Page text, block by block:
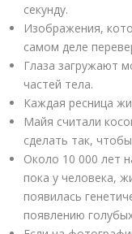
секунду.
Изображения,
самом деле
Глаза загружают
частей тела.
Каждая ресница
Майя считали
сделать так,
Около 10 000 лет
пока у человека,
появилась
появлению